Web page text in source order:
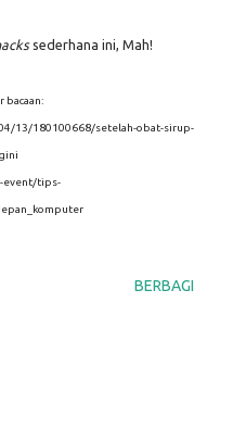
sederhana ini, Mah!
bacaan:
13/180100668/setelah-obat-sirup-
event/tips-
BERBAGI